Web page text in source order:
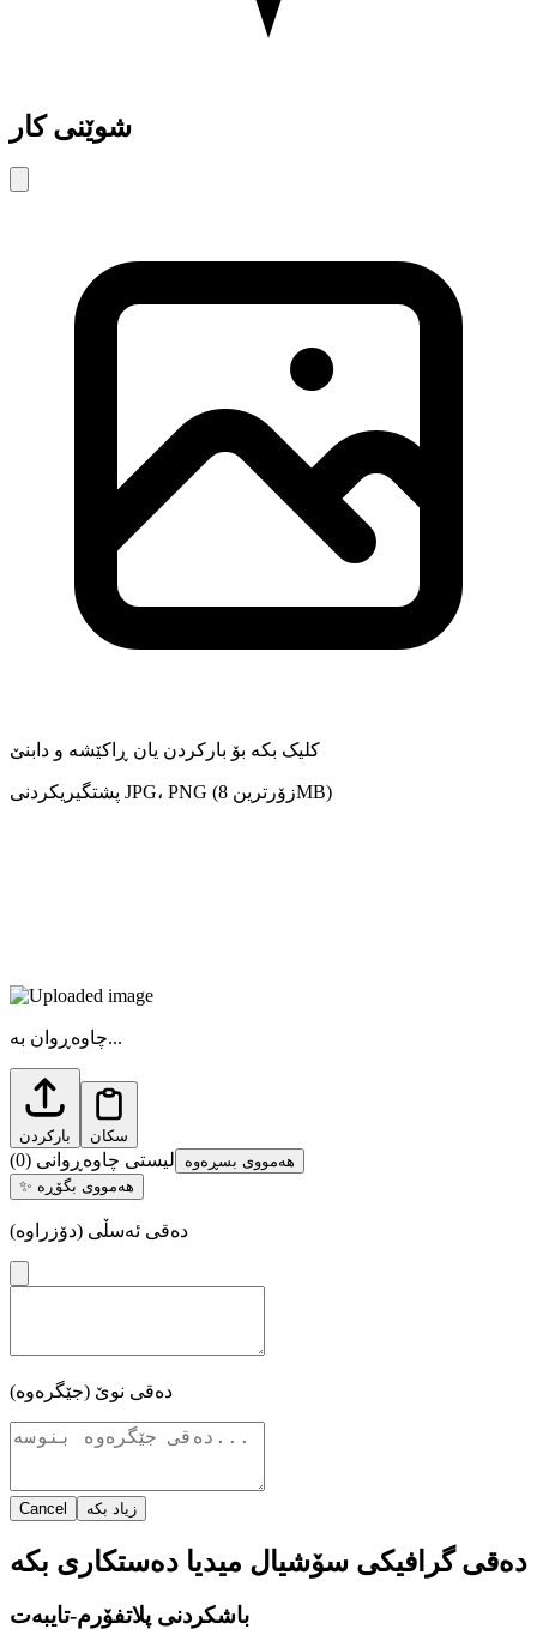
شوێنی کار
کلیک بکە بۆ بارکردن یان ڕاکێشە و دابنێ
پشتگیریکردنی JPG، PNG (زۆرترین 8MB)
چاوەڕوان بە...
بارکردن سکان
لیستی چاوەڕوانی (
0
)
هەمووی بسڕەوە
✨ هەمووی بگۆڕە
دەقی ئەسڵی (دۆزراوە)
دەقی نوێ (جێگرەوە)
Cancel زیاد بکە
دەقی گرافیکی سۆشیال میدیا دەستکاری بکە
باشکردنی پلاتفۆرم-تایبەت